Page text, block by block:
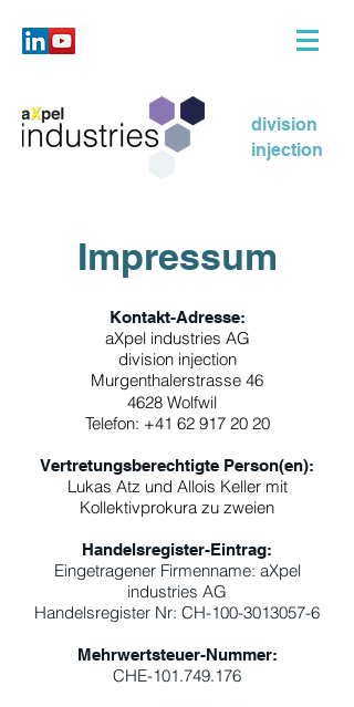
division
injection
Impressum
Kontakt-Adresse:
aXpel industries AG
division injection
Murgenthalerstrasse 46
4628 Wolfwil
Telefon: +41 62 917 20 20
Vertretungsberechtigte Person(en):
Lukas Atz und Allois Keller mit
Kollektivprokura zu zweien
Handelsregister-Eintrag:
Eingetragener Firmenname: aXpel
industries AG
Handelsregister Nr: CH-100-3013057-6
Mehrwertsteuer-Nummer:
CHE-101.749.176